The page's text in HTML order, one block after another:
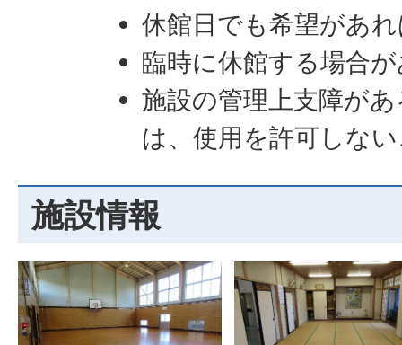
休館日でも希望があ
臨時に休館する場合
施設の管理上支障が
は、使用を許可しな
施設情報